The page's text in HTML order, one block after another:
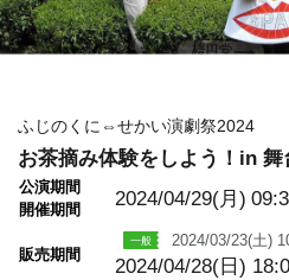
ふじのくに⇔せかい演劇祭2024
お茶摘み体験をしよう！in 舞
公演期間
開催期間
2024/04/29(月)
販売期間
2024/03/23(土)
2024/04/28(日)